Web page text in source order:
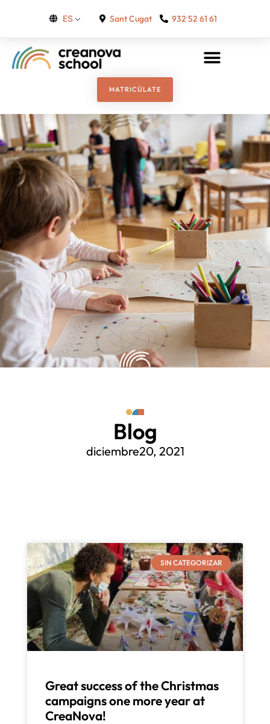
ES Sant Cugat 932 52 61 61
MATRICÚLATE
Blog
diciembre20, 2021
SIN CATEGORIZAR
Great success of the Christmas
campaigns one more year at
CreaNova!